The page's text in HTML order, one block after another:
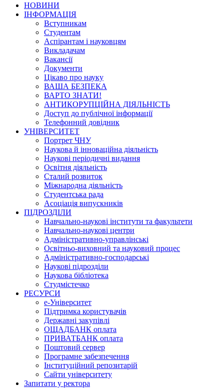
НОВИНИ
ІНФОРМАЦІЯ
Вступникам
Студентам
Аспірантам і науковцям
Викладачам
Вакансії
Документи
Цікаво про науку
ВАША БЕЗПЕКА
ВАРТО ЗНАТИ!
АНТИКОРУПЦІЙНА ДІЯЛЬНІСТЬ
Доступ до публічної інформації
Телефонний довідник
УНІВЕРСИТЕТ
Портрет ЧНУ
Наукова й інноваційна діяльність
Наукові періодичні видання
Освітня діяльність
Сталий розвиток
Міжнародна діяльність
Студентська рада
Асоціація випускників
ПІДРОЗДІЛИ
Навчально-наукові інститути та факультети
Навчально-наукові центри
Адміністративно-управлінські
Освітньо-виховний та науковий процес
Адміністративно-господарські
Наукові підрозділи
Наукова бібліотека
Студмістечко
РЕСУРСИ
е-Університет
Підтримка користувачів
Державні закупівлі
ОЩАДБАНК оплата
ПРИВАТБАНК оплата
Поштовий сервер
Програмне забезпечення
Інституційний репозитарій
Сайти університету
Запитати у ректора